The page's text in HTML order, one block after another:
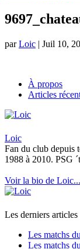
parLoic | Juil 10,
À propos
Articles
Loic
Fan du club depuis
1988 à 2010. PSG
Voir la bio de Loic...
Les derniers
Les matchs
Les matchs